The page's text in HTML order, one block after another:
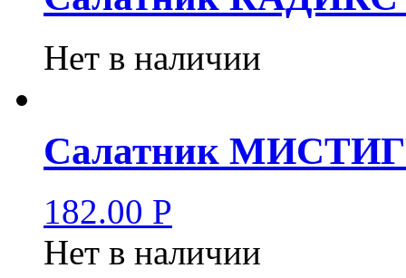
Нет в наличии
Салатник
182.00 Р
Нет в наличии